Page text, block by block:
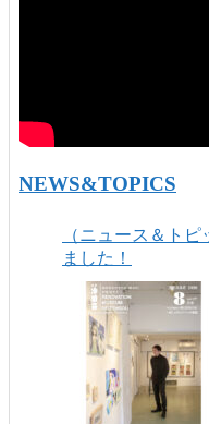
NEWS&TOPICS
（ニュース＆ト
ました！